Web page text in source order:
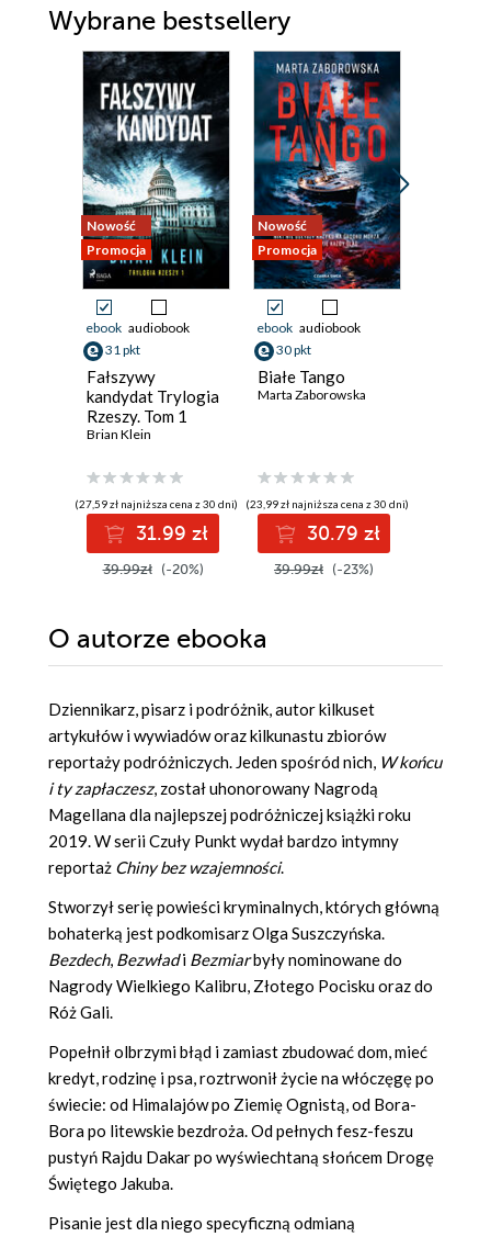
Wybrane bestsellery
Nowość
Promocja
ebook audiobook
31 pkt
Fałszywy
kandydat Trylogia
Rzeszy. Tom 1
Brian Klein
(27,59 zł najniższa cena z 30 dni)
31.99 zł
39.99zł (-20%)
Nowość
Promocja
ebook audiobook
30 pkt
Białe Tango
Marta Zaborowska
(23,99 zł najniższa cena z 30 dni)
30.79 zł
39.99zł (-23%)
O autorze ebooka
Dziennikarz, pisarz i podróżnik, autor kilkuset
artykułów i wywiadów oraz kilkunastu zbiorów
reportaży podróżniczych. Jeden spośród nich, W końcu
i ty zapłaczesz, został uhonorowany Nagrodą
Magellana dla najlepszej podróżniczej książki roku
2019. W serii Czuły Punkt wydał bardzo intymny
reportaż Chiny bez wzajemności.
Stworzył serię powieści kryminalnych, których główną
bohaterką jest podkomisarz Olga Suszczyńska.
Bezdech, Bezwładi Bezmiarbyły nominowane do
Nagrody Wielkiego Kalibru, Złotego Pocisku oraz do
Róż Gali.
Popełnił olbrzymi błąd i zamiast zbudować dom, mieć
kredyt, rodzinę i psa, roztrwonił życie na włóczęgę po
świecie: od Himalajów po Ziemię Ognistą, od Bora-
Bora po litewskie bezdroża. Od pełnych fesz-feszu
pustyń Rajdu Dakar po wyświechtaną słońcem Drogę
Świętego Jakuba.
Pisanie jest dla niego specyficzną odmianą